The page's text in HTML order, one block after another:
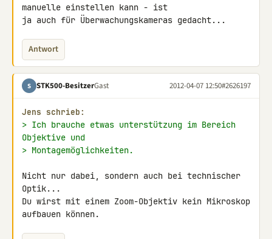
manuelle einstellen kann - ist
ja auch für Überwachungskameras gedacht...
Antwort
S STK500-BesitzerGast 2012-04-07 12:50#2626197
Jens schrieb:
> Ich brauche etwas unterstützung im Bereich
Objektive und
> Montagemöglichkeiten.
Nicht nur dabei, sondern auch bei technischer
Optik...
Du wirst mit einem Zoom-Objektiv kein Mikroskop
aufbauen können.